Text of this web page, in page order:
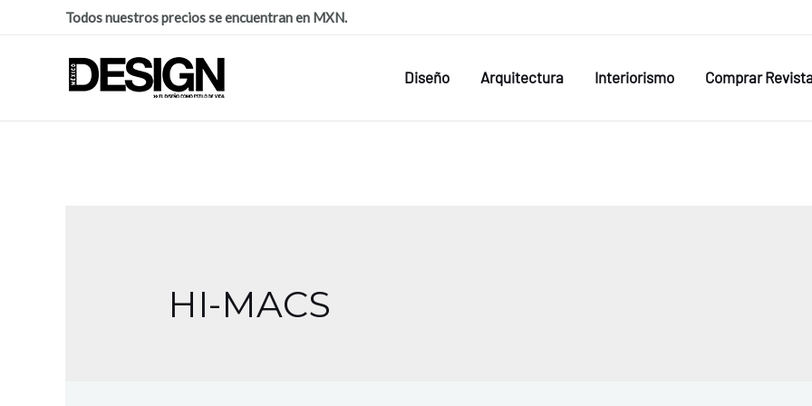
Todos nuestros precios se encuentran en MXN.
Diseño Arquitectura Interiorismo Comprar
HI-MACS